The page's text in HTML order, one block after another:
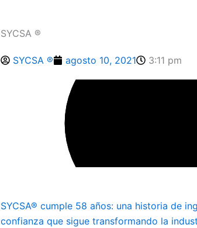
SYCSA ®
SYCSA ® agosto 10, 2021 3:11 pm
SYCSA® cumple 58 años: una historia de
confianza que sigue transformando la